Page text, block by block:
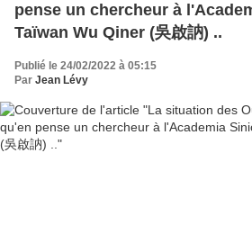
pense un chercheur à
Taïwan Wu Qiner (吳啟訥) ..
Publié le 24/02/2022 à 05:15
Par Jean Lévy